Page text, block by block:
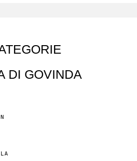
DI GOVINDA